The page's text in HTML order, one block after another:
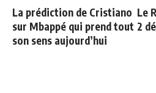
La prédiction de Cristiano
sur Mbappé qui prend tout
son sens aujourd’hui
Le
2